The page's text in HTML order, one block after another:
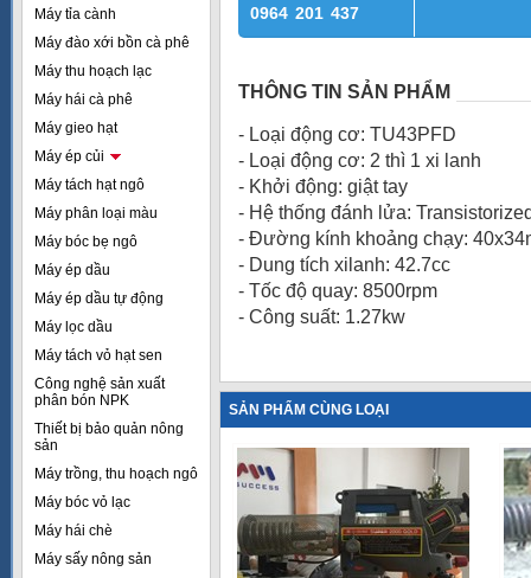
Máy tỉa cành
Máy đào xới bồn cà phê
Máy thu hoạch lạc
Máy hái cà phê
Máy gieo hạt
Máy ép củi
Máy tách hạt ngô
Máy phân loại màu
Máy bóc bẹ ngô
Máy ép dầu
Máy ép dầu tự động
Máy lọc dầu
Máy tách vỏ hạt sen
Công nghệ sản xuất
phân bón NPK
Thiết bị bảo quản nông
sản
Máy trồng, thu hoạch ngô
Máy bóc vỏ lạc
Máy hái chè
Máy sấy nông sản
0964 201 437
THÔNG TIN SẢN PHẨM
- Loại động cơ: TU43PFD
- Loại động cơ: 2 thì 1 xi lanh
- Khởi động: giật tay
- Hệ thống đánh lửa:
- Đường kính khoảng chạy:
- Dung tích xilanh: 42.7cc
- Tốc độ quay: 8500rpm
- Công suất: 1.27kw
SẢN PHẨM CÙNG LOẠI